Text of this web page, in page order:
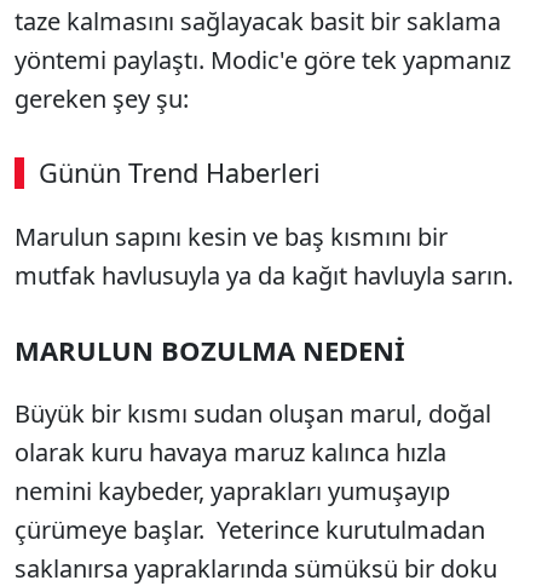
taze kalmasını sağlayacak basit bir saklama
yöntemi paylaştı. Modic'e göre tek yapmanız
gereken şey şu:
Günün Trend Haberleri
00:02 / 08:15
Marulun sapını kesin ve baş kısmını bir
mutfak havlusuyla ya da kağıt havluyla sarın.
MARULUN BOZULMA NEDENİ
Büyük bir kısmı sudan oluşan marul, doğal
olarak kuru havaya maruz kalınca hızla
nemini kaybeder, yaprakları yumuşayıp
çürümeye başlar. Yeterince kurutulmadan
saklanırsa yapraklarında sümüksü bir doku